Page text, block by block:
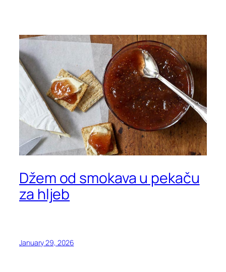
Džem od smokava u pekaču
za hljeb
January 29, 2026